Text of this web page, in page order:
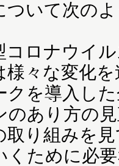
ついて次の
コロナウイ
様々な変化
クを導入し
のあり方の
取り組みを
くために必